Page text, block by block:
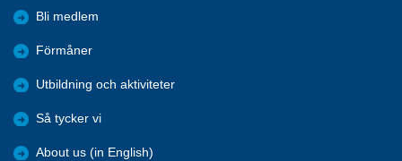
Bli medlem
Förmåner
Utbildning och aktiviteter
Så tycker vi
About us (in English)